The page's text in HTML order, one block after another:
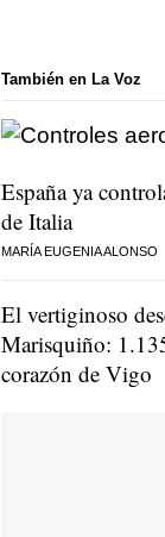
También en La Voz
España ya
de Italia
MARÍA EUGENIA ALONSO
El vertiginoso
Marisquiño:
corazón de Vigo